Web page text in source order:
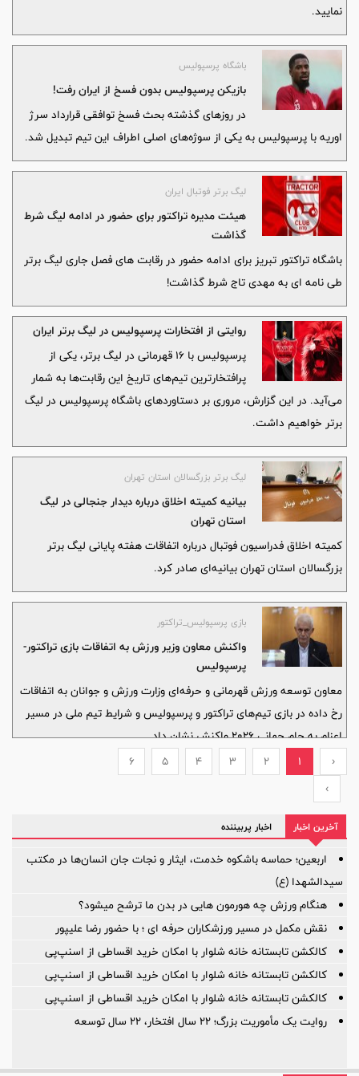
نمایید.
باشگاه پرسپولیس
بازیکن پرسپولیس بدون فسخ از ایران رفت!
در روزهای گذشته بحث فسخ توافقی قرارداد سرژ
اوریه با پرسپولیس به یکی از سوژه‌های اصلی اطراف این تیم تبدیل شد.
لیگ برتر فوتبال ایران
هیئت مدیره تراکتور برای حضور در ادامه لیگ شرط
گذاشت
باشگاه تراکتور تبریز برای ادامه حضور در رقابت های فصل جاری لیگ برتر
طی نامه ای به مهدی تاج شرط گذاشت!
روایتی از افتخارات پرسپولیس در لیگ برتر ایران
پرسپولیس با 16 قهرمانی در لیگ برتر، یکی از
پرافتخارترین تیم‌های تاریخ این رقابت‌ها به شمار
می‌آید. در این گزارش، مروری بر دستاوردهای باشگاه پرسپولیس در لیگ
برتر خواهیم داشت.
لیگ برتر بزرگسالان استان تهران
بیانیه کمیته اخلاق درباره دیدار جنجالی در لیگ
استان تهران
کمیته اخلاق فدراسیون فوتبال درباره اتفاقات هفته پایانی لیگ برتر
بزرگسالان استان تهران بیانیه‌ای صادر کرد.
بازی پرسپولیس_تراکتور
واکنش معاون وزیر ورزش به اتفاقات بازی تراکتور-
پرسپولیس
معاون توسعه ورزش قهرمانی و حرفه‌ای وزارت ورزش و جوانان به اتفاقات
رخ داده در بازی تیم‌های تراکتور و پرسپولیس و شرایط تیم ملی در مسیر
اعزام به جام جهانی 2026 واکنش نشان داد.
‹
1
2
3
4
5
6
›
آخرین اخبار اخبار پربیننده
اربعین؛ حماسه باشکوه خدمت، ایثار و نجات جان انسان‌ها در مکتب
سیدالشهدا (ع)
هنگام ورزش چه هورمون هایی در بدن ما ترشح میشود؟
نقش مکمل در مسیر ورزشکاران حرفه ای ؛ با حضور رضا علیپور
کالکشن تابستانه خانه شلوار با امکان خرید اقساطی از اسنپ‌پی
کالکشن تابستانه خانه شلوار با امکان خرید اقساطی از اسنپ‌پی
کالکشن تابستانه خانه شلوار با امکان خرید اقساطی از اسنپ‌پی
روایت یک مأموریت بزرگ؛ ۲۲ سال افتخار، ۲۲ سال توسعه